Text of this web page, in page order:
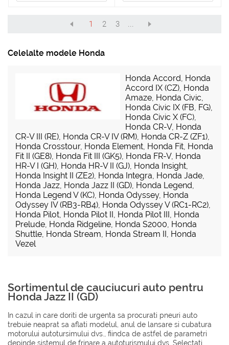
1 2 3
Celelalte modele Honda
Honda Accord, Honda
Accord IX (CZ), Honda
Amaze, Honda Civic,
Honda Civic IX (FB, FG),
Honda Civic X (FC),
Honda CR-V, Honda
CR-V III (RE), Honda CR-V IV (RM), Honda CR-Z (ZF1),
Honda Crosstour, Honda Element, Honda Fit, Honda
Fit II (GE8), Honda Fit III (GK5), Honda FR-V, Honda
HR-V I (GH), Honda HR-V II (GJ), Honda Insight,
Honda Insight II (ZE2), Honda Integra, Honda Jade,
Honda Jazz, Honda Jazz II (GD), Honda Legend,
Honda Legend V (KC), Honda Odyssey, Honda
Odyssey IV (RB3-RB4), Honda Odyssey V (RC1-RC2),
Honda Pilot, Honda Pilot II, Honda Pilot III, Honda
Prelude, Honda Ridgeline, Honda S2000, Honda
Shuttle, Honda Stream, Honda Stream II, Honda
Vezel
Sortimentul de cauciucuri auto pentru
Honda Jazz II (GD)
In cazul in care doriti de urgenta sa procurati pneuri auto
trebuie neaprat sa aflati modelul, anul de lansare si cubatura
motorului autotursimului dvs., fiindca de astfel de parametri
depinde sistemul de frinare a autoturismului dvs. Selectati